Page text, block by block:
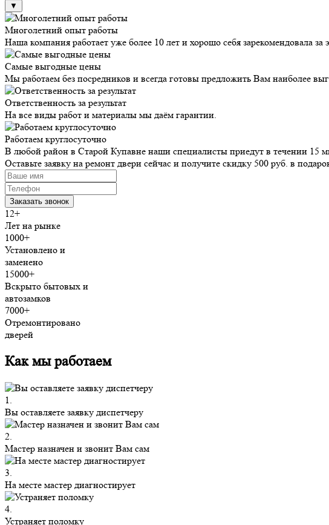
▼
Многолетний опыт работы
Наша компания работает уже более 10 лет и хорошо себя зарекомендовала за
Самые выгодные цены
Мы работаем без посредников и всегда готовы предложить Вам наиболее
Ответственность за результат
На все виды работ и материалы мы даём гарантии.
Работаем круглосуточно
В любой район в Старой Купавне наши специалисты приедут в течении 15
Оставьте заявку на ремонт двери сейчас и получите скидку 500 руб. в
12+
Лет на рынке
1000+
Установлено и
заменено
15000+
Вскрыто бытовых и
автозамков
7000+
Отремонтировано
дверей
Как мы работаем
1.
Вы оставляете заявку диспетчеру
2.
Мастер назначен и звонит Вам сам
3.
На месте мастер диагностирует
4.
Устраняет поломку